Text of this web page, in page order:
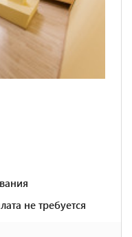
не требуется